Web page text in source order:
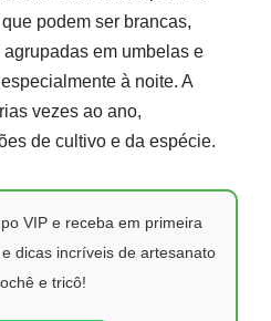
podem ser brancas,
em umbelas e
à noite. A
vezes ao ano,
de cultivo e da espécie.
VIP e receba em primeira
dicas incríveis de artesanato
e tricô!